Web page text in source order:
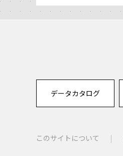
データカタログ
このサイトについて